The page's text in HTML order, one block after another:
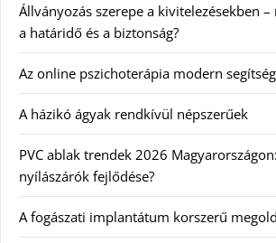
Állványozás szerepe a kivitelezésekben
a határidő és a biztonság?
Az online pszichoterápia modern segítség
A házikó ágyak rendkívül népszerűek
PVC ablak trendek 2026
nyílászárók fejlődése?
A fogászati implantátum korszerű